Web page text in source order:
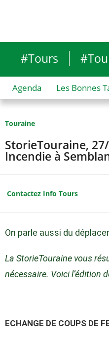
#Tours
Agenda Les Bonnes
Touraine
StorieTouraine,
Incendie à
Contactez Info Tours
On parle aussi du
La StorieTouraine vous
nécessaire. Voici l’édition
ECHANGE DE COUPS DE